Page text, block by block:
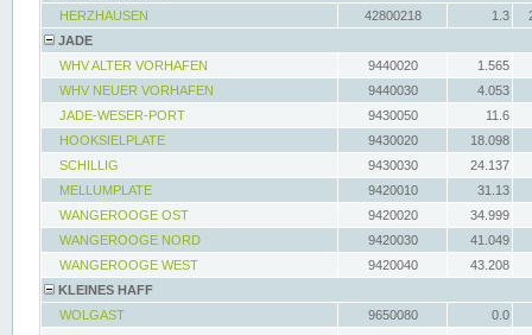
HERZHAUSEN
42800218 1.3
JADE
WHV ALTER VORHAFEN
9440020
1.565
WHV NEUER VORHAFEN
9440030
4.053
JADE-WESER-PORT
9430050
11.6
HOOKSIELPLATE
9430020
18.098
SCHILLIG
9430030
24.137
MELLUMPLATE
9420010
31.13
WANGEROOGE OST
9420020
34.999
WANGEROOGE NORD
9420030
41.049
WANGEROOGE WEST
9420040
43.208
KLEINES HAFF
WOLGAST
9650080
0.0